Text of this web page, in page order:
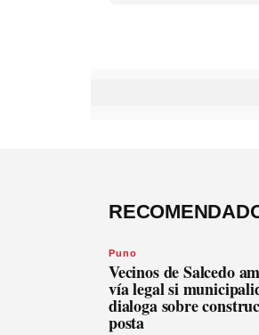
Puno
Vecinos de Salcedo
vía legal si
dialoga sobre
posta